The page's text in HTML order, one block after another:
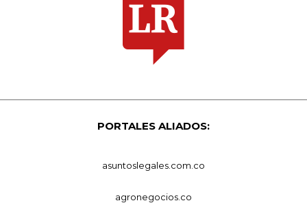
PORTALES ALIADOS:
asuntoslegales.com.co
agronegocios.co